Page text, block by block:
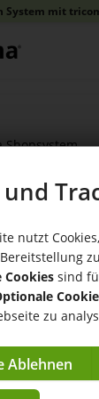
System mit
nutzt
Cookies sind
zu